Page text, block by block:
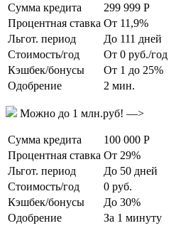
Сумма кредита
299 999 Р
Процентная ставка От 11,9%
Льгот. период
До 111 дней
Стоимость/год
От 0 руб./год
Кэшбек/бонусы
От 1 до 25%
Одобрение
2 мин.
Можно до 1 млн.руб! —>
Сумма кредита
100 000 Р
Процентная ставка От 29%
Льгот. период
До 50 дней
Стоимость/год
0 руб.
Кэшбек/бонусы
До 30%
Одобрение
За 1 минуту